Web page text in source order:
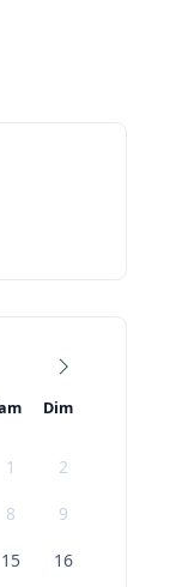
partage
Dim
1 2
8 9
15 16